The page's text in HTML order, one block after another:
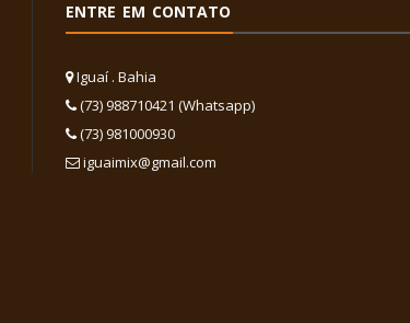
ENTRE EM CONTATO
Iguaí . Bahia
(73) 988710421 (Whatsapp)
(73) 981000930
iguaimix@gmail.com